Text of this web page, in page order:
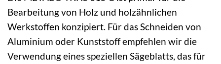
Bearbeitung von Holz und holzähnlichen
Werkstoffen konzipiert. Für das Schneiden von
Aluminium oder Kunststoff empfehlen wir die
Verwendung eines speziellen Sägeblatts, das für